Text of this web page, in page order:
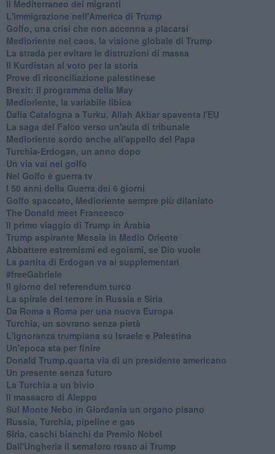
Il Mediterraneo dei migranti
L'immigrazione nell'America di Trump
Golfo, una crisi che non accenna a placarsi
Medioriente nel caos, la visione globale di Trump
La strada per evitare le distruzioni di massa
Il Kurdistan al voto per la storia
Prove di riconciliazione palestinese
Brexit: il programma della May
Medioriente, la variabile libica
Dalla Catalogna a Turku, Allah Akbar spaventa l'EU
La saga del Falco verso un'aula di tribunale
Medioriente sordo anche all'appello del Papa
Turchia-Erdogan, un anno dopo
Un via vai nel golfo
Nel Golfo è guerra tv
I 50 anni della Guerra dei 6 giorni
Golfo spaccato, Medioriente sempre più dilaniato
The Donald meet Francesco
Il primo viaggio di Trump in Arabia
Trump aspirante Messia in Medio Oriente
Abbattere estremismi ed egoismi, se Dio vuole
La partita di Erdogan va ai supplementari
#freeGabriele
Il giorno del referendum turco
La spirale del terrore in Russia e Siria
Da Roma a Roma per una nuova Europa
Turchia, un sovrano senza pietà
L'ignoranza trumpiana su Israele e Palestina
Un'epoca sta per finire
Donald Trump,quarta via di un presidente americano
Un presente senza futuro
La Turchia a un bivio
Il massacro di Aleppo
Sul Monte Nebo in Giordania un organo pisano
Russia, Turchia, pipeline e gas
Siria, caschi bianchi da Premio Nobel
Dall'Ungheria il semaforo rosso ai Trump